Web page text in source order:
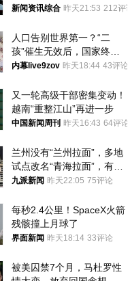
公布举报方式
新闻资讯综合 昨天21:53 212评论
人口告别世界第一？“二
孩”催生无效后，国家终于
向住房出手了！
内幕live9zov 昨天18:44 43评论
又一轮高级干部密集变动！
越南“重整江山”再进一步
中国新闻周刊 昨天16:43 64评论
兰州没有“兰州拉面”，多地
试点改名“青海拉面”，有商
家改名已两年
九派新闻 昨天22:05 75评论
每秒2.4公里！SpaceX火箭
残骸撞上月球了
界面新闻 昨天18:14 33评论
被美囚禁7个月，马杜罗性